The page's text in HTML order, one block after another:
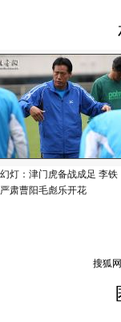
幻灯：津门虎备战成足 李铁
严肃曹阳毛彪乐开花